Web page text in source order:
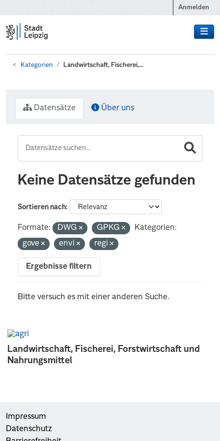
Anmelden
Kategorien Landwirtschaft, Fischerei,...
Landwirtschaft, Fischerei, Forstwirtschaft und
Nahrungsmittel
Datensätze Über uns
Keine Datensätze gefunden
Sortieren nach
Formate: DWG GPKG
Kategorien:
gove
envi regi
Ergebnisse filtern
Bitte versuch es mit einer anderen Suche.
Impressum
Datenschutz